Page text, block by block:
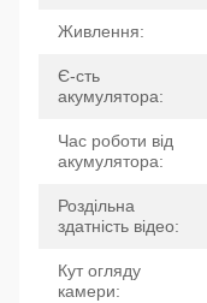
Живлення:
Є-сть
акумулятора:
Час роботи від
акумулятора:
Роздільна
здатність відео:
Кут огляду
камери: